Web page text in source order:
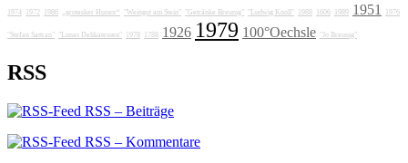
1974 1972 1986 „grotesker Humor“ "Weingut am Stein" "Getränke Breunig" "Ludwig Knoll" 1988 1606 1989 1951 1976
"Stefan Sattran" "Lunas Delikatessen" 1978 1788 1926 1979 100°Oechsle "Jo Breunig"
RSS
RSS – Beiträge
RSS – Kommentare